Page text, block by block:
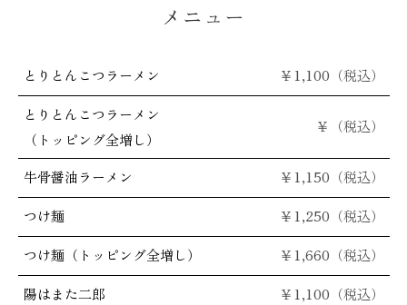
メニュー
とりとんこつラーメン ￥ 1,100（税込）
とりとんこつラーメン
（トッピング全増し）
￥（税込）
牛骨醤油ラーメン ￥ 1,150（税込）
つけ麺 ￥ 1,250（税込）
つけ麺（トッピング全増し） ￥1,660（税込）
陽はまた二郎 ￥ 1,100（税込）